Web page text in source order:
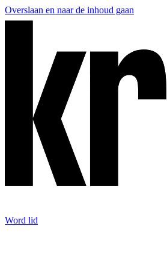
Overslaan en naar de inhoud gaan
Word lid